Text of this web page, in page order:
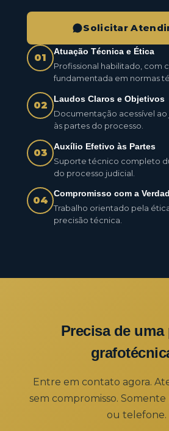
Solicitar
01
Atuação Técnica e Ética
Profissional habilitado, com
fundamentada em normas
02
Laudos Claros e Objetivos
Documentação acessível
às partes do processo.
03
Auxílio Efetivo às Partes
Suporte técnico completo
do processo judicial.
04
Compromisso com a
Trabalho orientado pela
precisão técnica.
Precisa de uma
Entre em contato agora.
sem compromisso.
ou telefone.